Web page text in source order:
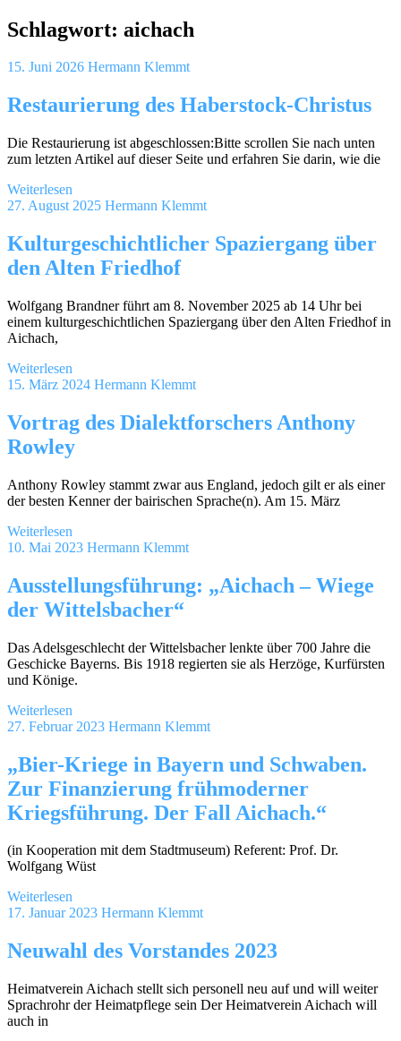
Schlagwort: aichach
15. Juni 2026 Hermann Klemmt
Restaurierung des Haberstock-Christus
Die Restaurierung ist abgeschlossen:Bitte scrollen Sie nach unten
zum letzten Artikel auf dieser Seite und erfahren Sie darin, wie die
Weiterlesen
27. August 2025 Hermann Klemmt
Kulturgeschichtlicher Spaziergang über
den Alten Friedhof
Wolfgang Brandner führt am 8. November 2025 ab 14 Uhr bei
einem kulturgeschichtlichen Spaziergang über den Alten Friedhof in
Aichach,
Weiterlesen
15. März 2024 Hermann Klemmt
Vortrag des Dialektforschers Anthony
Rowley
Anthony Rowley stammt zwar aus England, jedoch gilt er als einer
der besten Kenner der bairischen Sprache(n). Am 15. März
Weiterlesen
10. Mai 2023 Hermann Klemmt
Ausstellungsführung: „Aichach – Wiege
der Wittelsbacher“
Das Adelsgeschlecht der Wittelsbacher lenkte über 700 Jahre die
Geschicke Bayerns. Bis 1918 regierten sie als Herzöge, Kurfürsten
und Könige.
Weiterlesen
27. Februar 2023 Hermann Klemmt
„Bier-Kriege in Bayern und Schwaben.
Zur Finanzierung frühmoderner
Kriegsführung. Der Fall Aichach.“
(in Kooperation mit dem Stadtmuseum) Referent: Prof. Dr.
Wolfgang Wüst
Weiterlesen
17. Januar 2023 Hermann Klemmt
Neuwahl des Vorstandes 2023
Heimatverein Aichach stellt sich personell neu auf und will weiter
Sprachrohr der Heimatpflege sein Der Heimatverein Aichach will
auch in